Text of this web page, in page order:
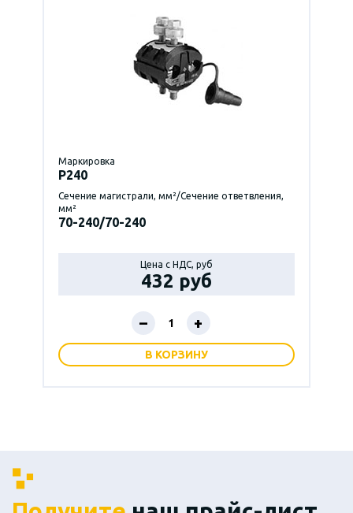
Маркировка
P240
Сечение магистрали, мм²/Сечение ответвления,
мм²
70-240/70-240
Цена с НДС, руб
432 руб
– +
В КОРЗИНУ